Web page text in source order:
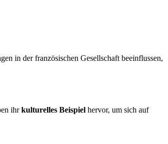
in der französischen Gesellschaft beeinflussen,
ihrkulturelles Beispiel hervor, um sich auf